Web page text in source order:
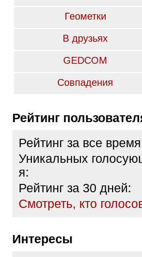
Геометки
В друзьях
GEDCOM
Совпадения
Рейтинг
Рейтинг за все
Уникальных
я:
Рейтинг за 30 дней:
Cмотреть, кто
Интересы